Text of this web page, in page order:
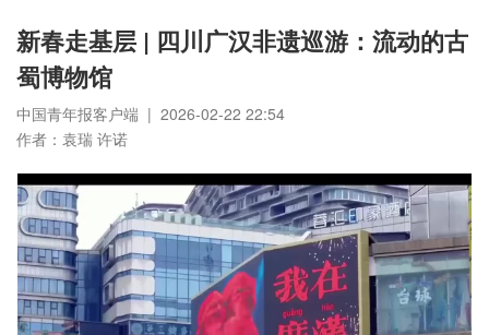
新春走基层 | 四川广汉非遗巡游：流动的古
蜀博物馆
中国青年报客户端 | 2026-02-22 22:54
作者：袁瑞 许诺